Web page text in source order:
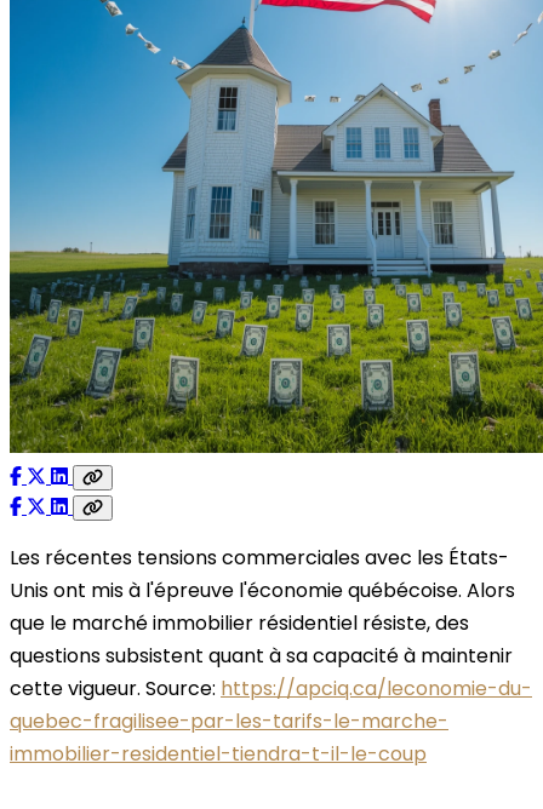
Les récentes tensions commerciales avec les États-
Unis ont mis à l'épreuve l'économie québécoise. Alors
que le marché immobilier résidentiel résiste, des
questions subsistent quant à sa capacité à maintenir
cette vigueur. Source: https://apciq.ca/leconomie-du-
quebec-fragilisee-par-les-tarifs-le-marche-
immobilier-residentiel-tiendra-t-il-le-coup